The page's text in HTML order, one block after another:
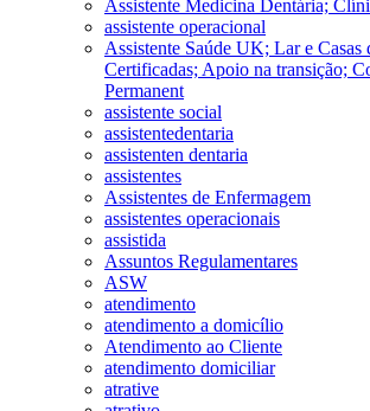
Assistente Medicina Dentária;
assistente operacional
Assistente Saúde UK; Lar e Casas
Certificadas; Apoio na transição;
Permanent
assistente social
assistentedentaria
assistenten dentaria
assistentes
Assistentes de Enfermagem
assistentes operacionais
assistida
Assuntos Regulamentares
ASW
atendimento
atendimento a domicílio
Atendimento ao Cliente
atendimento domiciliar
atrative